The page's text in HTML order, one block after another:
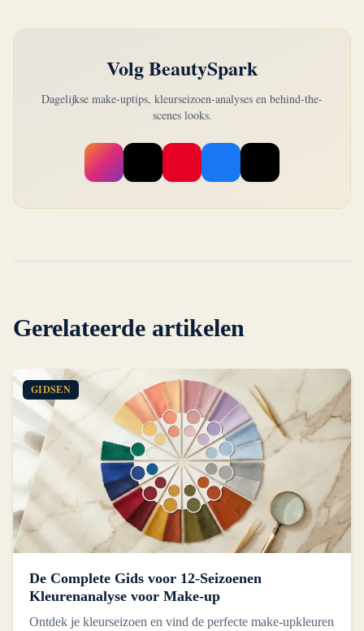
Volg BeautySpark
Dagelijkse make-uptips, kleurseizoen-analyses en behind-the-
scenes looks.
Gerelateerde artikelen
GIDSEN
De Complete Gids voor 12-Seizoenen
Kleurenanalyse voor Make-up
Ontdek je kleurseizoen en vind de perfecte make-upkleuren